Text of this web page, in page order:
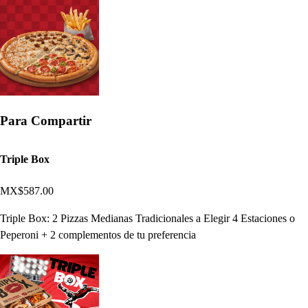
Para Compartir
Triple Box
MX$587.00
Triple Box: 2 Pizzas Medianas Tradicionales a Elegir 4 Estaciones o
Peperoni + 2 complementos de tu preferencia